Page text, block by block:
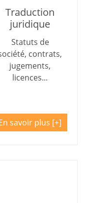
Traduction
juridique
Statuts de
contrats,
jugements,
licences...
savoir plus